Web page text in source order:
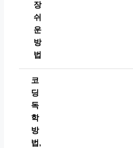
장
쉬
운
방
법
코
딩
독
학
방
법,